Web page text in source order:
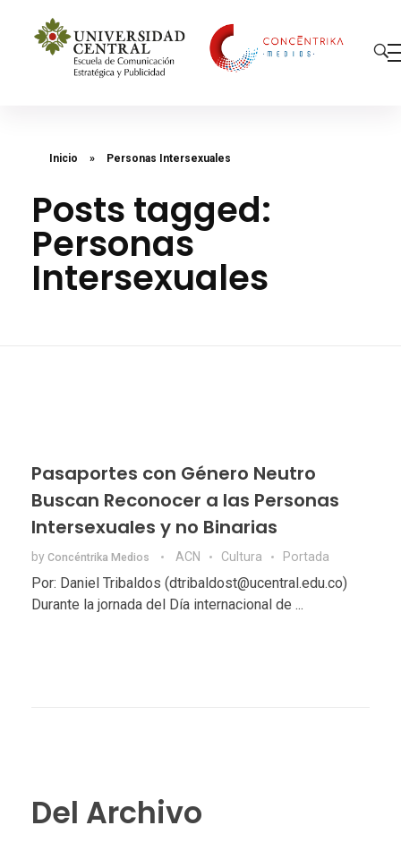
Inicio » Personas Intersexuales
Posts tagged:
Personas
Intersexuales
Pasaportes con Género Neutro
Buscan Reconocer a las Personas
Intersexuales y no Binarias
by Concéntrika Medios ACN Cultura Portada
Por: Daniel Tribaldos (dtribaldost@ucentral.edu.co)
Durante la jornada del Día internacional de ...
Del Archivo